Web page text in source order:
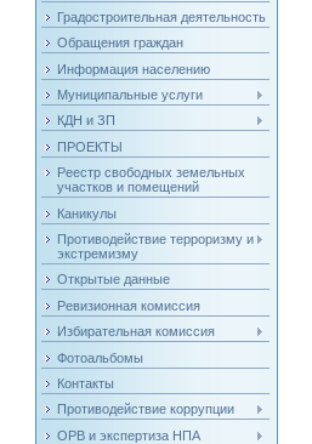
Градостроительная деятельность
Обращения граждан
Информация населению
Муниципальные услуги
КДН и ЗП
ПРОЕКТЫ
Реестр свободных земельных
участков и помещений
Каникулы
Противодействие терроризму и
экстремизму
Открытые данные
Ревизионная комиссия
Избирательная комиссия
Фотоальбомы
Контакты
Противодействие коррупции
ОРВ и экспертиза НПА